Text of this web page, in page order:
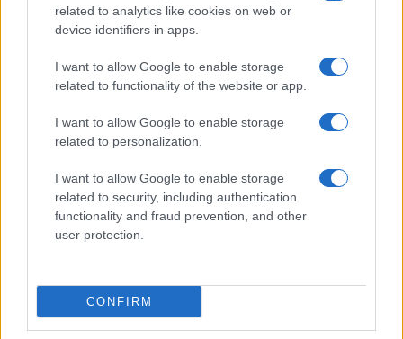
related to analytics like cookies on web or
device identifiers in apps.
I want to allow Google to enable storage
related to functionality of the website or app.
I want to allow Google to enable storage
related to personalization.
I want to allow Google to enable storage
related to security, including authentication
functionality and fraud prevention, and other
user protection.
CONFIRM
Sportmagazine: notizie, approfondimenti e classifiche su
calcio, basket, tennis, ciclismo, motori, Formula 1,
MotoGP e Olimpiadi. Le ultime news dalle competizioni
interviste ai protagonisti e i risultati in tempo reale di tutte
le discipline che fanno emozionare gli appassionati di
SEZIONI
Calcio
Basket
Motori